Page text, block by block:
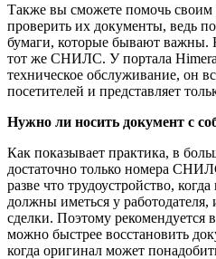
Также вы сможете помочь своим
проверить их документы, ведь
бумаги, которые бывают
тот же СНИЛС. У портала Himera
техническое обслуживание, он
посетителей и представляет
Нужно ли носить документ с
Как показывает практика, в
достаточно только номера
разве что трудоустройство,
должны иметься у
сделки. Поэтому рекомендуется
можно быстрее восстановить
когда оригинал может